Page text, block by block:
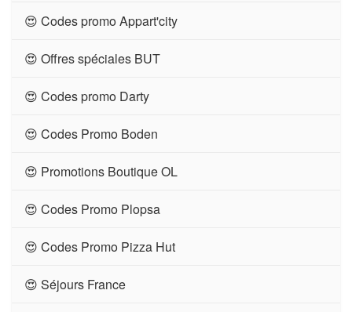
😍 Codes promo Appart'city
😍 Offres spéciales BUT
😍 Codes promo Darty
😍 Codes Promo Boden
😍 Promotions Boutique OL
😍 Codes Promo Plopsa
😍 Codes Promo Pizza Hut
😍 Séjours France